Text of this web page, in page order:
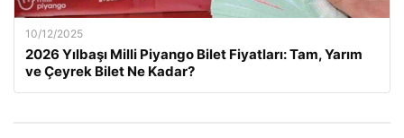
10/12/2025
2026 Yılbaşı Milli Piyango Bilet Fiyatları: Tam, Yarım
ve Çeyrek Bilet Ne Kadar?